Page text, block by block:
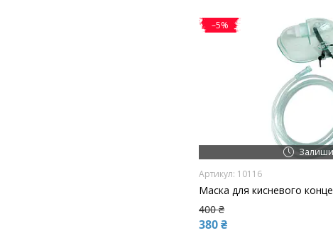
–5%
10116
Маска для кисневого
400 ₴
380 ₴